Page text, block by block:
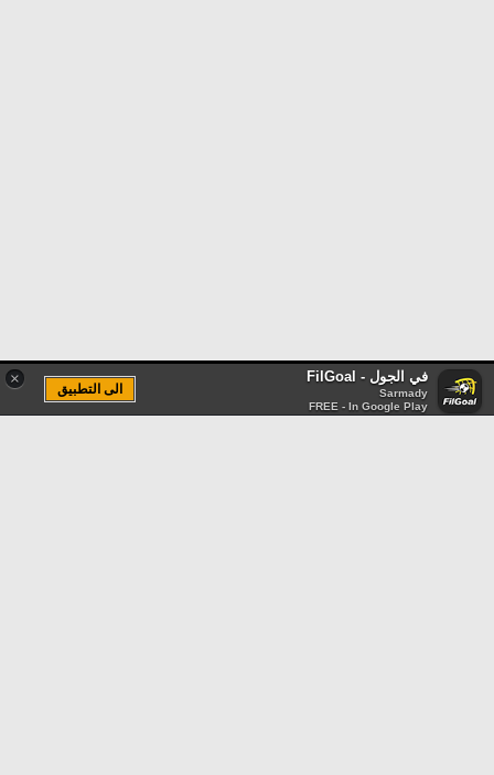
× في الجول - FilGoal
Sarmady
FREE - In Google Play
الى التطبيق